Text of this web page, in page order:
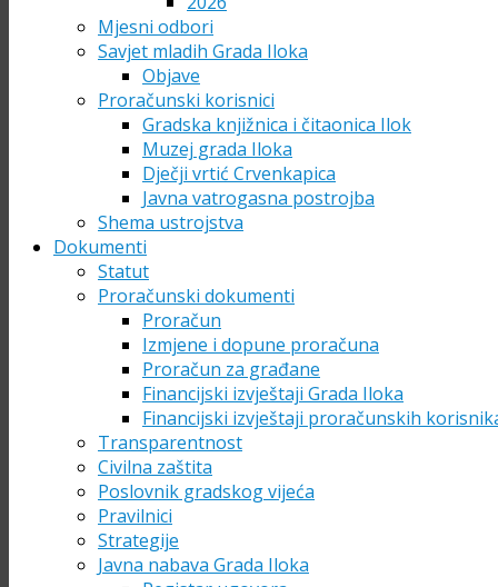
Mjesni odbori
Savjet mladih Grada Iloka
Objave
Proračunski korisnici
Gradska knjižnica i čitaonica Ilok
Muzej grada Iloka
Dječji vrtić Crvenkapica
Javna vatrogasna postrojba
Shema ustrojstva
Dokumenti
Statut
Proračunski dokumenti
Proračun
Izmjene i dopune proračuna
Proračun za građane
Financijski izvještaji Grada Iloka
Financijski izvještaji proračunskih
Transparentnost
Civilna zaštita
Poslovnik gradskog vijeća
Pravilnici
Strategije
Javna nabava Grada Iloka